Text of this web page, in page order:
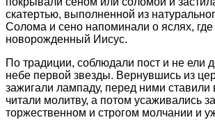
скатертью, выполненной из
Солома и сено напоминали о яслях,
новорожденный Иисус.
По традиции, соблюдали пост и не ели
небе первой звезды. Вернувшись из
зажигали лампаду, перед ними ставили
читали молитву, а потом усаживались
торжественном и строгом молчании и